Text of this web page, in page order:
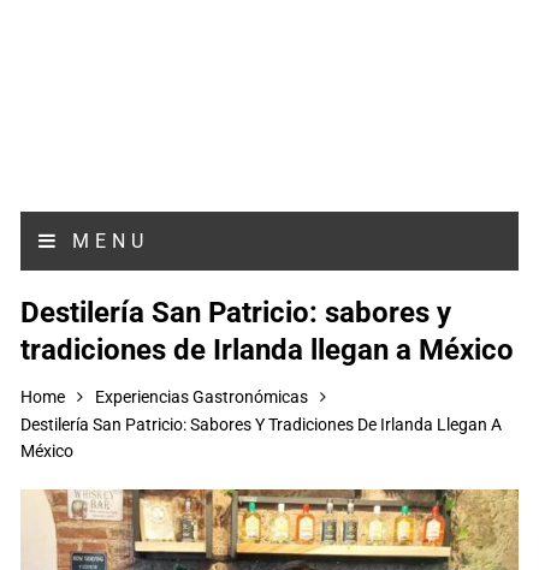
MENU
Destilería San Patricio: sabores y
tradiciones de Irlanda llegan a México
Home
Experiencias Gastronómicas
Destilería San Patricio: Sabores Y Tradiciones De Irlanda Llegan A
México